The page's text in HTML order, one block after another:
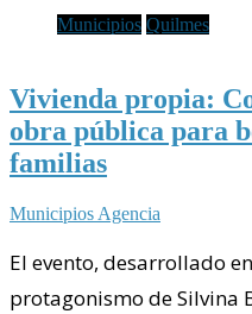
Municipios Quilmes
Vivienda propia:
obra pública para
familias
Municipios Agencia
El evento, desarrollado
protagonismo de Silvina